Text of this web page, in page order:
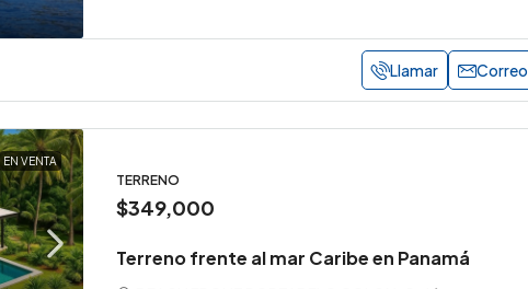
Llamar Correo
EN VENTA
TERRENO
$349,000
Terreno frente al mar Caribe en Panamá